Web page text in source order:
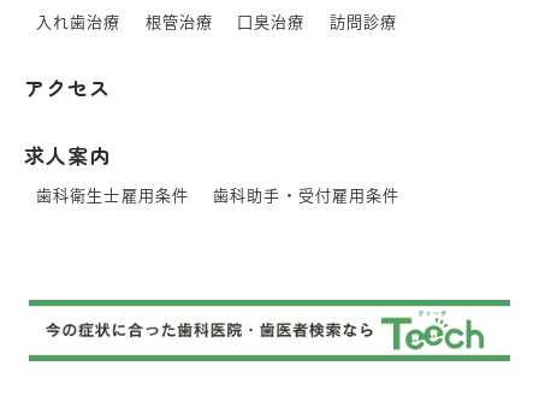
入れ歯治療 根管治療 口臭治療 訪問診療
アクセス
求人案内
歯科衛生士雇用条件 歯科助手・受付雇用条件